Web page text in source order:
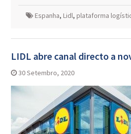
Espanha, Lidl, plataforma
LIDL abre canal directo a
30 Setembro, 2020